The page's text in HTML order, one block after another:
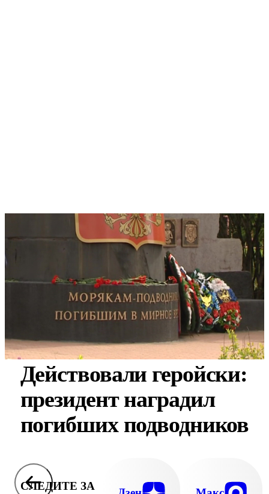
Действовали геройски:
президент наградил
погибших подводников
СЛЕДИТЕ ЗА